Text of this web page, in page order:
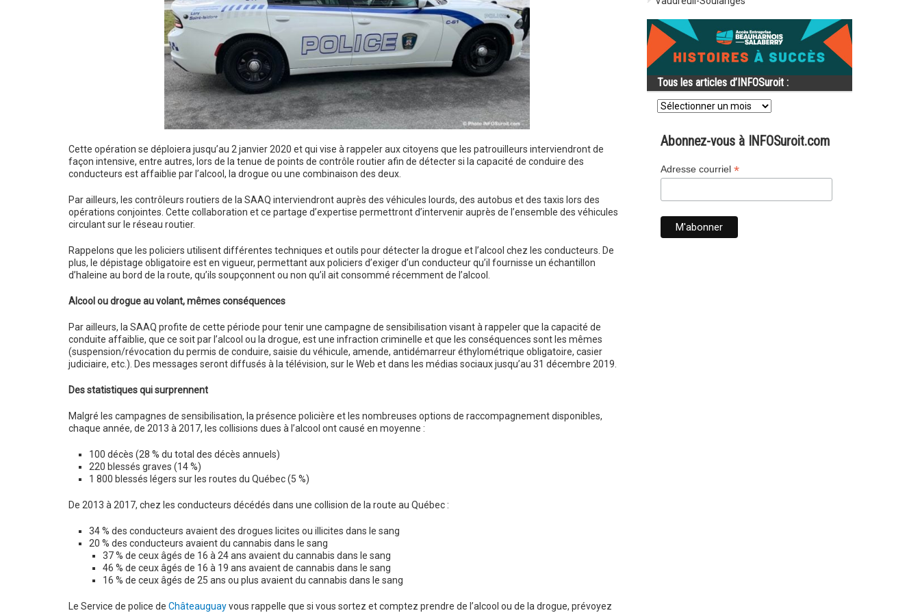
Cette opération se déploiera jusqu’au 2 janvier 2020 et qui vise à rappeler aux citoyens que les patrouilleurs interviendront de
façon intensive, entre autres, lors de la tenue de points de contrôle routier afin de détecter si la capacité de conduire des
conducteurs est affaiblie par l’alcool, la drogue ou une combinaison des deux.
Par ailleurs, les contrôleurs routiers de la SAAQ interviendront auprès des véhicules lourds, des autobus et des taxis lors des
opérations conjointes. Cette collaboration et ce partage d’expertise permettront d’intervenir auprès de l’ensemble des véhicules
circulant sur le réseau routier.
Rappelons que les policiers utilisent différentes techniques et outils pour détecter la drogue et l’alcool chez les conducteurs. De
plus, le dépistage obligatoire est en vigueur, permettant aux policiers d’exiger d’un conducteur qu’il fournisse un échantillon
d’haleine au bord de la route, qu’ils soupçonnent ou non qu’il ait consommé récemment de l’alcool.
Alcool ou drogue au volant, mêmes conséquences
Par ailleurs, la SAAQ profite de cette période pour tenir une campagne de sensibilisation visant à rappeler que la capacité de
conduite affaiblie, que ce soit par l’alcool ou la drogue, est une infraction criminelle et que les conséquences sont les mêmes
(suspension/révocation du permis de conduire, saisie du véhicule, amende, antidémarreur éthylométrique obligatoire, casier
judiciaire, etc.). Des messages seront diffusés à la télévision, sur le Web et dans les médias sociaux jusqu’au 31 décembre 2019.
Des statistiques qui surprennent
Malgré les campagnes de sensibilisation, la présence policière et les nombreuses options de raccompagnement disponibles,
chaque année, de 2013 à 2017, les collisions dues à l’alcool ont causé en moyenne :
100 décès (28 % du total des décès annuels)
220 blessés graves (14 %)
1 800 blessés légers sur les routes du Québec (5 %)
De 2013 à 2017, chez les conducteurs décédés dans une collision de la route au Québec :
34 % des conducteurs avaient des drogues licites ou illicites dans le sang
20 % des conducteurs avaient du cannabis dans le sang
37 % de ceux âgés de 16 à 24 ans avaient du cannabis dans le sang
46 % de ceux âgés de 16 à 19 ans avaient de cannabis dans le sang
16 % de ceux âgés de 25 ans ou plus avaient du cannabis dans le sang
Le Service de police de Châteauguayvous rappelle que si vous sortez et comptez prendre de l’alcool ou de la drogue, prévoyez
Tous les articles d’INFOSuroit :
Tous
les
d’INFOSuroit
Abonnez-vous à INFOSuroit.com
Adresse courriel *